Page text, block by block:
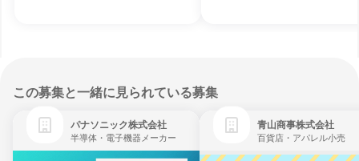
この募集と一緒に見られている募集
パナソニック株式会社
半導体・電子機器メーカー
青山商事株式会社
百貨店・アパレル小売